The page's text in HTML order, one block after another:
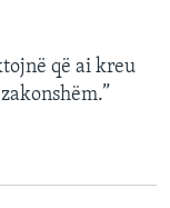
që ai kreu